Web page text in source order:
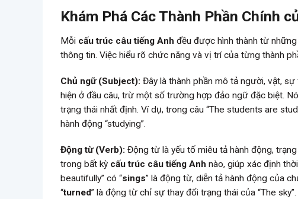
Khám Phá Các Thành Phần Chính
Mỗi cấu trúc câu tiếng Anh đều được hình thành từ
thông tin. Việc hiểu rõ chức năng và vị trí của từng thành
Chủ ngữ (Subject): Đây là thành phần mô tả người, vật,
hiện ở đầu câu, trừ một số trường hợp đảo ngữ đặc biệt.
trạng thái nhất định. Ví dụ, trong câu “The students are
hành động “studying”.
Động từ (Verb): Động từ là yếu tố miêu tả hành động,
trong bất kỳ cấu trúc câu tiếng Anh nào, giúp xác định
beautifully” có “sings” là động từ, diễn tả hành động của
“turned” là động từ chỉ sự thay đổi trạng thái của “The sky”.